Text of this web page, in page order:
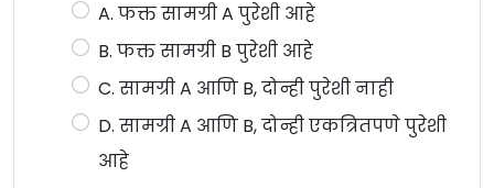
A. फक्त सामग्री A पुरेशी आहे
B. फक्त सामग्री B पुरेशी आहे
C. सामग्री A आणि B, दोन्ही पुरेशी नाही
D. सामग्री A आणि B, दोन्ही एकत्रितपणे पुरेशी
आहे